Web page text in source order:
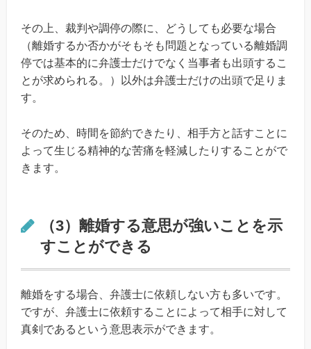
その上、裁判や調停の際に、どうしても必要な場合
（離婚するか否かがそもそも問題となっている離婚調
停では基本的に弁護士だけでなく当事者も出頭するこ
とが求められる。）以外は弁護士だけの出頭で足りま
す。
そのため、時間を節約できたり、相手方と話すことに
よって生じる精神的な苦痛を軽減したりすることがで
きます。
（3）離婚する意思が強いことを示
すことができる
離婚をする場合、弁護士に依頼しない方も多いです。
ですが、弁護士に依頼することによって相手に対して
真剣であるという意思表示ができます。